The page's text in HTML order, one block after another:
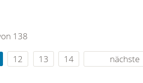
138
12 13 14 nächste